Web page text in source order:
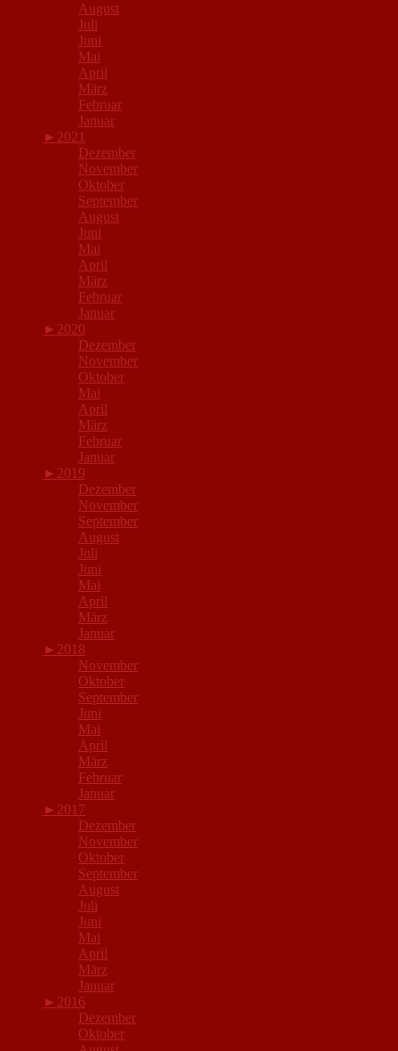
August
Juli
Juni
Mai
April
März
Februar
Januar
► 2021
Dezember
November
Oktober
September
August
Juni
Mai
April
März
Februar
Januar
► 2020
Dezember
November
Oktober
Mai
April
März
Februar
Januar
► 2019
Dezember
November
September
August
Juli
Juni
Mai
April
März
Januar
► 2018
November
Oktober
September
Juni
Mai
April
März
Februar
Januar
► 2017
Dezember
November
Oktober
September
August
Juli
Juni
Mai
April
März
Januar
► 2016
Dezember
Oktober